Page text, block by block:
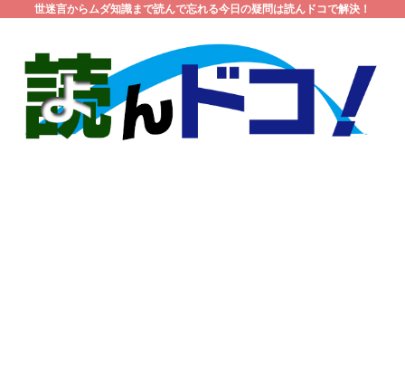
世迷言からムダ知識まで読んで忘れる今日の疑問は読んドコで解決！